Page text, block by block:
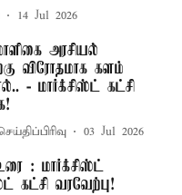
14 Jul 2026
அரசியல்
விரோதமாக களம்
- மார்க்சிஸ்ட் கட்சி
03 Jul 2026
: மார்க்சிஸ்ட்
கட்சி வரவேற்பு!